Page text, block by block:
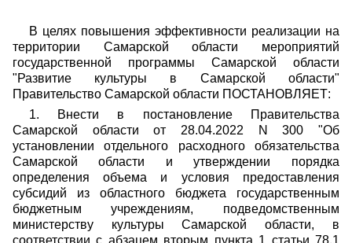
В целях повышения эффективности реализации на
территории Самарской области мероприятий
государственной программы Самарской области
"Развитие культуры в Самарской области"
Правительство Самарской области ПОСТАНОВЛЯЕТ:
1. Внести в постановление Правительства
Самарской области от 28.04.2022 N 300 "Об
установлении отдельного расходного обязательства
Самарской области и утверждении порядка
определения объема и условия предоставления
субсидий из областного бюджета государственным
бюджетным учреждениям, подведомственным
министерству культуры Самарской области, в
соответствии с абзацем вторым пункта 1 статьи 78.1